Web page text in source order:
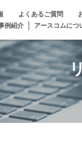
よくあるご質問
例紹介
アースコムにつ